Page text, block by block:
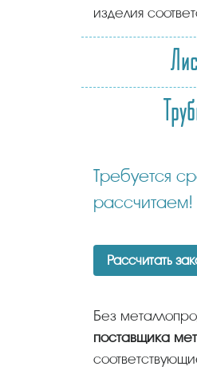
изделия
Требуется срочная поставка металлопроката? Отправьте нам Ваш заказ, мы максимально быстро его
рассчитаем!
Рассчитать
Без
поставщика